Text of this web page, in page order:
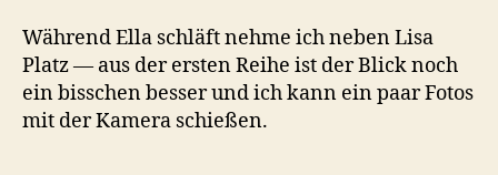
Während Ella schläft nehme ich neben Lisa
Platz — aus der ersten Reihe ist der Blick noch
ein bisschen besser und ich kann ein paar Fotos
mit der Kamera schießen.